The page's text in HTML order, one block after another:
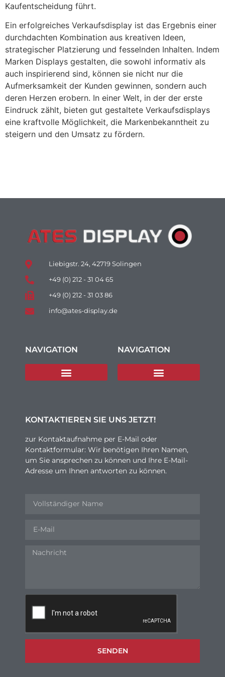
Kaufentscheidung führt.
Ein erfolgreiches Verkaufsdisplay ist das Ergebnis einer
durchdachten Kombination aus kreativen Ideen,
strategischer Platzierung und fesselnden Inhalten. Indem
Marken Displays gestalten, die sowohl informativ als
auch inspirierend sind, können sie nicht nur die
Aufmerksamkeit der Kunden gewinnen, sondern auch
deren Herzen erobern. In einer Welt, in der der erste
Eindruck zählt, bieten gut gestaltete Verkaufsdisplays
eine kraftvolle Möglichkeit, die Markenbekanntheit zu
steigern und den Umsatz zu fördern.
Liebigstr. 24, 42719 Solingen
+49 (0) 212 - 31 04 65
+49 (0) 212 - 31 03 86
info@ates-display.de
NAVIGATION NAVIGATION
KONTAKTIEREN SIE UNS JETZT!
zur Kontaktaufnahme per E-Mail oder
Kontaktformular: Wir benötigen Ihren Namen,
um Sie ansprechen zu können und Ihre E-Mail-
Adresse um Ihnen antworten zu können.
SENDEN